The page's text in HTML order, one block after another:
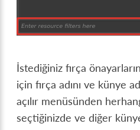
İstediğiniz fırça
için fırça adını ve künye
açılır menüsünden
seçtiğinizde ve diğer